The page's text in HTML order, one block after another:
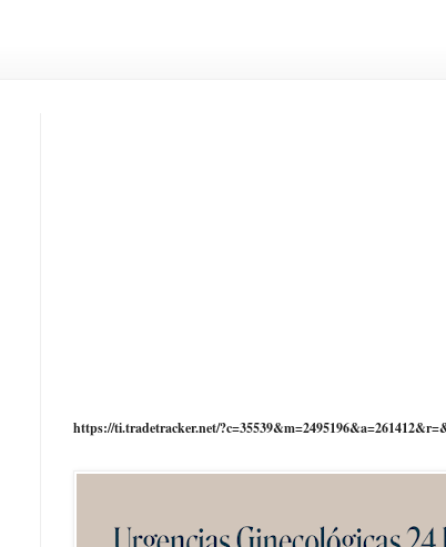
https://ti.tradetracker.net/